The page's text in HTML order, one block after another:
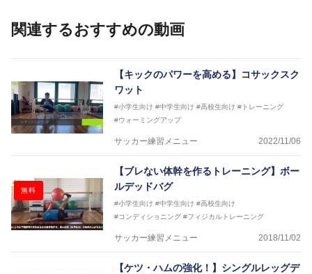
世代のサッカーを中心に、WJBL、社会人ラグビー、
を派遣している。
さらには講演会やセミナー、専門学校などの教育機関
に講師を派遣するなど後進育成にも力を入れている。
「一人一人の健康な人生をサポートする」を企業理念
として掲げ、世の中の人々の『健康』をあらゆる方向
からサポートし、一人一人の「楽しく、豊かに、生き
生きと」生きる、そんな『健康な人生』をサポートし
関連するおすすめの動画
【キックのパワーを高める】コサックスク
ワット
#小学生向け #中学生向け #高校生向け #トレーニング
#ウォーミングアップ
サッカー練習メニュー 2022/11/06
無料
【ブレない体幹を作るトレーニング】ボー
ルデッドバグ
#小学生向け #中学生向け #高校生向け
#コンディショニング #フィジカルトレーニング
サッカー練習メニュー 2018/11/02
【ケツ・ハムの強化！】シングルレッグデ